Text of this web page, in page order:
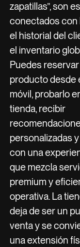
zapatillas”, son
conectados con
el historial del
el inventario
Puedes reservar
producto desde
móvil, probarlo
tienda, recibir
personalizadas
con una
que mezcla
premium y
operativa. La
deja de ser un
venta y se
una extensión